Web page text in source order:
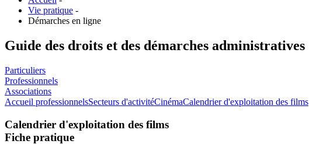
Vie pratique -
Démarches en ligne
Guide des droits et des démarches administratives
Particuliers
Professionnels
Associations
Accueil professionnelsSecteurs d'activitéCinémaCalendrier d'exploitation des films
Calendrier d'exploitation des films
Fiche pratique